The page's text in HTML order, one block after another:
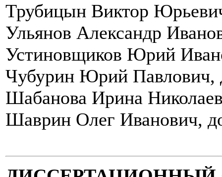
Трубицын Виктор
Ульянов Александр
Устиновщиков Юрий
Чубурин Юрий Павлович,
Шабанова Ирина
Шаврин Олег Иванович,